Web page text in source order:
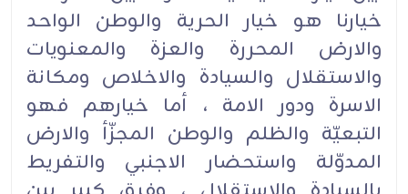
خيارنا هو خيار الحرية والوطن الواحد
والارض المحررة والعزة والمعنويات
والاستقلال والسيادة والاخلاص ومكانة
الاسرة ودور الامة ، أما خيارهم فهو
التبعيّة والظلم والوطن المجزّأ والارض
المدوّلة واستحضار الاجنبي والتفريط